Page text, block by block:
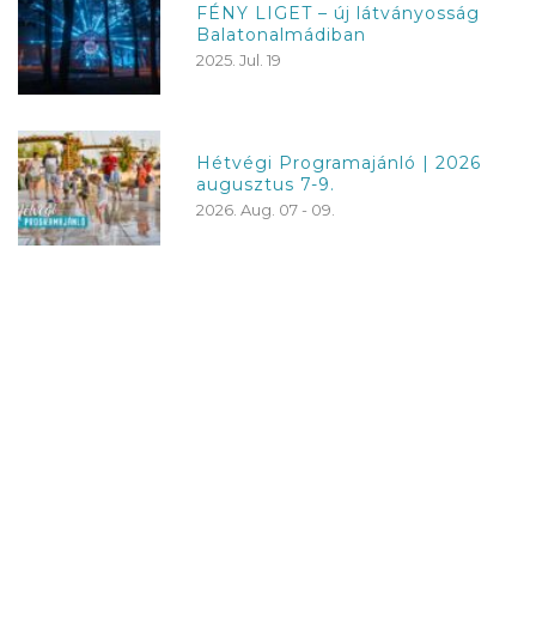
FÉNY LIGET – új látványosság
Balatonalmádiban
2025. Jul. 19
Hétvégi Programajánló | 2026
augusztus 7-9.
2026. Aug. 07 - 09.